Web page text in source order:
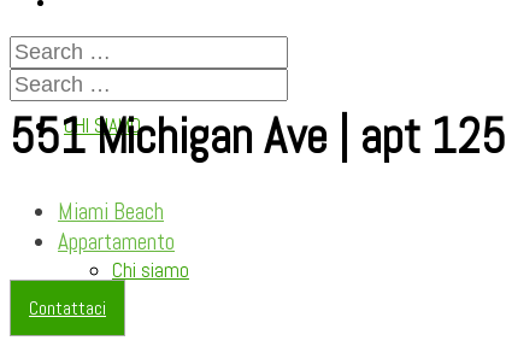
CHI SIAMO
Chi siamo
551 Michigan Ave | apt 125
Miami Beach
Appartamento
Contattaci